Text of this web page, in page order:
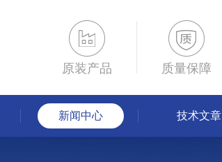
原装产品 质量保障
新闻中心 技术文章